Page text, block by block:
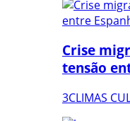
Crise
tensão
3CLIMAS